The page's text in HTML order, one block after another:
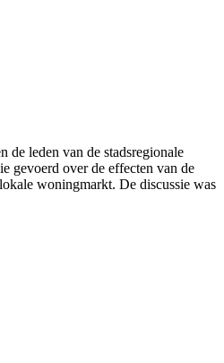
de leden van de stadsregionale
gevoerd over de effecten van de
woningmarkt. De discussie was